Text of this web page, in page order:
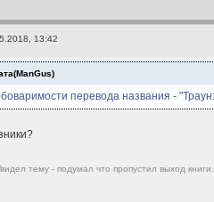
13:42
перевода названия -
тему - подумал что пропустил выход книги.